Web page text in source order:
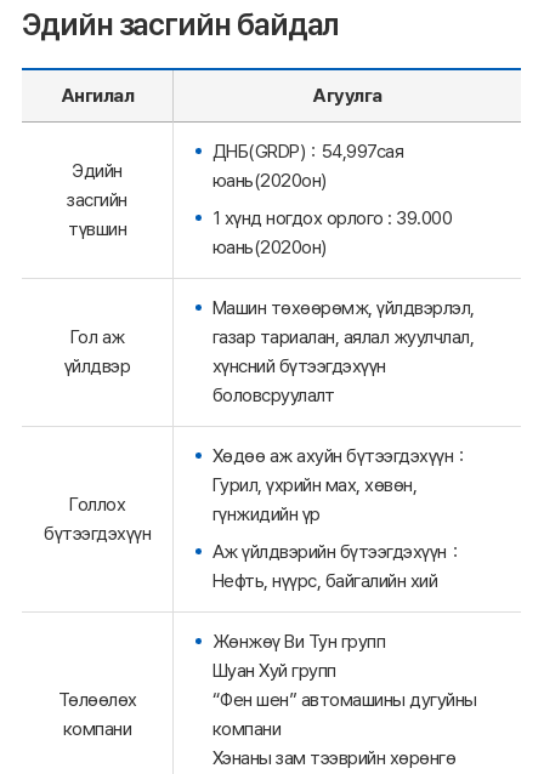
Эдийн засгийн байдал
Ангилал Агуулга
Эдийн
засгийн
түвшин
ДНБ(GRDP)：54,997сая
юань(2020он)
1 хүнд ногдох орлого : 39.000
юань(2020он)
Гол аж
үйлдвэр
Машин төхөөрөмж, үйлдвэрлэл,
газар тариалан, аялал жуулчлал,
хүнсний бүтээгдэхүүн
боловсруулалт
Голлох
бүтээгдэхүүн
Хөдөө аж ахуйн бүтээгдэхүүн：
Гурил, үхрийн мах, хөвөн,
гүнжидийн үр
Аж үйлдвэрийн бүтээгдэхүүн：
Нефть, нүүрс, байгалийн хий
Төлөөлөх
компани
Жөнжөү Ви Тун групп
Шуан Хуй групп
“Фен шен” автомашины дугуйны
компани
Хэнаны зам тээврийн хөрөнгө